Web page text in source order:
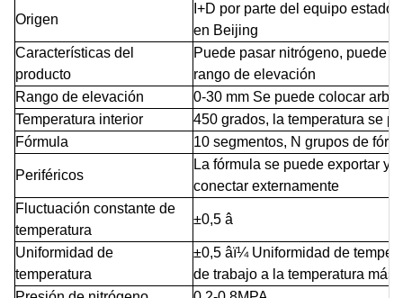
Origen
I+D por parte del equipo
en Beijing
Características del
producto
Puede pasar nitrógeno, puede
rango de elevación
Rango de elevación
0-30 mm Se puede colocar
Temperatura interior
450 grados, la temperatura se
Fórmula
10 segmentos, N grupos de
Periféricos
La fórmula se puede exportar y
conectar externamente
Fluctuación constante de
temperatura
±0,5 â
Uniformidad de
temperatura
±0,5 âï¼ Uniformidad de
de trabajo a la temperatura más